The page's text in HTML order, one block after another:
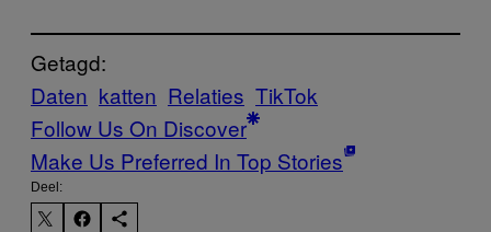
Getagd:
Daten katten Relaties TikTok
Follow Us On Discover
Make Us Preferred In Top Stories
Deel: